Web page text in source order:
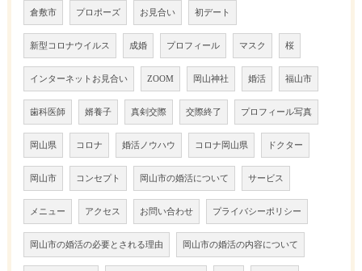
倉敷市 プロポーズ お見合い 初デート
新型コロナウイルス 成婚 プロフィール マスク 桜
インターネットお見合い ZOOM 岡山神社 婚活 福山市
歯科医師 婿養子 真剣交際 交際終了 プロフィール写真
岡山県 コロナ 婚活ノウハウ コロナ岡山県 ドクター
岡山市 コンセプト 岡山市の婚活について サービス
メニュー アクセス お問い合わせ プライバシーポリシー
岡山市の婚活の必要とされる理由 岡山市の婚活の内容について